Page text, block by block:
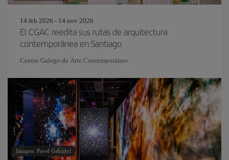
14 feb 2026 - 14 nov 2026
El CGAC reedita sus rutas de arquitectura
contemporánea en Santiago
Centro Galego de Arte Contemporáneo
Imagen: Pavel Gabzdyl